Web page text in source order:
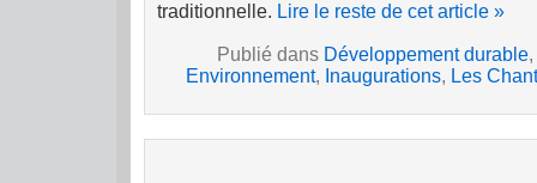
traditionnelle. Lire le reste de cet article »
Publié dans Développement durable,
Environnement, Inaugurations, Les